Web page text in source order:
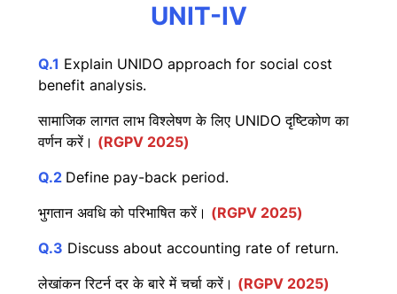
UNIT-IV
Q.1 Explain UNIDO approach for social cost
benefit analysis.
सामाजिक लागत लाभ विश्लेषण के लिए UNIDO दृष्टिकोण का
वर्णन करें। (RGPV 2025)
Q.2 Define pay-back period.
भुगतान अवधि को परिभाषित करें। (RGPV 2025)
Q.3 Discuss about accounting rate of return.
लेखांकन रिटर्न दर के बारे में चर्चा करें। (RGPV 2025)